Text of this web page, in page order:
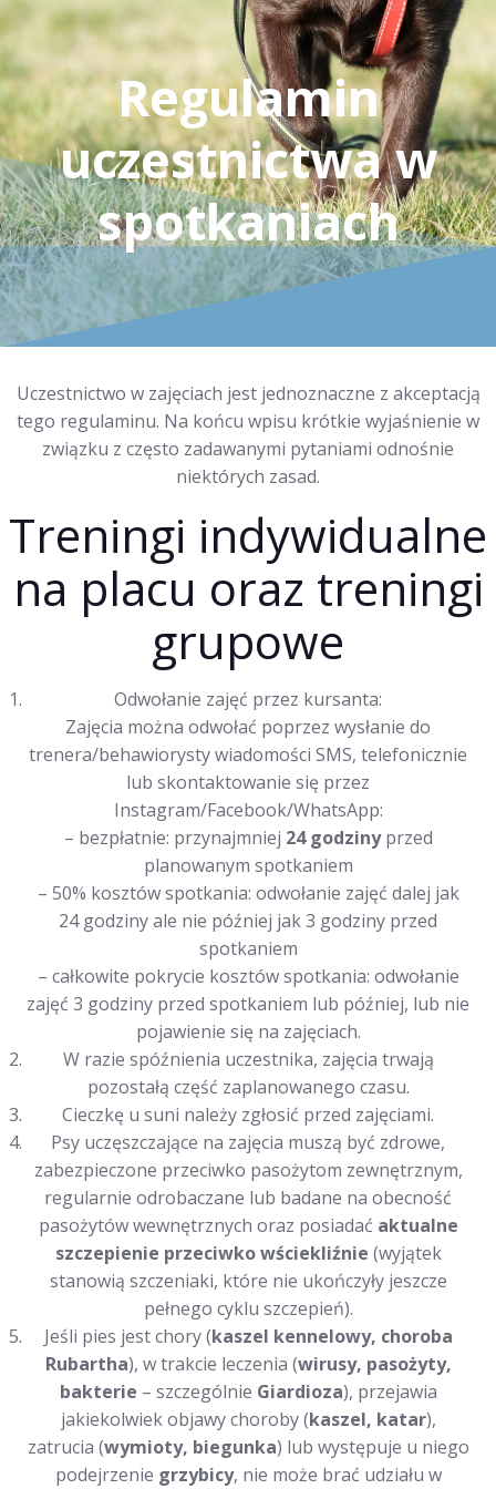
Regulamin
uczestnictwa w
spotkaniach
Uczestnictwo w zajęciach jest jednoznaczne z akceptacją
tego regulaminu. Na końcu wpisu krótkie wyjaśnienie w
związku z często zadawanymi pytaniami odnośnie
niektórych zasad.
Treningi indywidualne
na placu oraz treningi
grupowe
Odwołanie zajęć przez kursanta:
Zajęcia można odwołać poprzez wysłanie do
trenera/behawiorysty wiadomości SMS, telefonicznie
lub skontaktowanie się przez
Instagram/Facebook/WhatsApp:
– bezpłatnie: przynajmniej 24 godzinyprzed
planowanym spotkaniem
– 50% kosztów spotkania: odwołanie zajęć dalej jak
24 godziny ale nie później jak 3 godziny przed
spotkaniem
– całkowite pokrycie kosztów spotkania: odwołanie
zajęć 3 godziny przed spotkaniem lub później, lub nie
pojawienie się na zajęciach.
W razie spóźnienia uczestnika, zajęcia trwają
pozostałą część zaplanowanego czasu.
Cieczkę u suni należy zgłosić przed zajęciami.
Psy uczęszczające na zajęcia muszą być zdrowe,
zabezpieczone przeciwko pasożytom zewnętrznym,
regularnie odrobaczane lub badane na obecność
pasożytów wewnętrznych oraz posiadać aktualne
szczepienie przeciwko wściekliźnie (wyjątek
stanowią szczeniaki, które nie ukończyły jeszcze
pełnego cyklu szczepień).
Jeśli pies jest chory (kaszel kennelowy, choroba
Rubartha), w trakcie leczenia (wirusy, pasożyty,
bakterie – szczególnie Giardioza), przejawia
jakiekolwiek objawy choroby (kaszel, katar),
zatrucia (wymioty, biegunka) lub występuje u niego
podejrzenie grzybicy, nie może brać udziału w